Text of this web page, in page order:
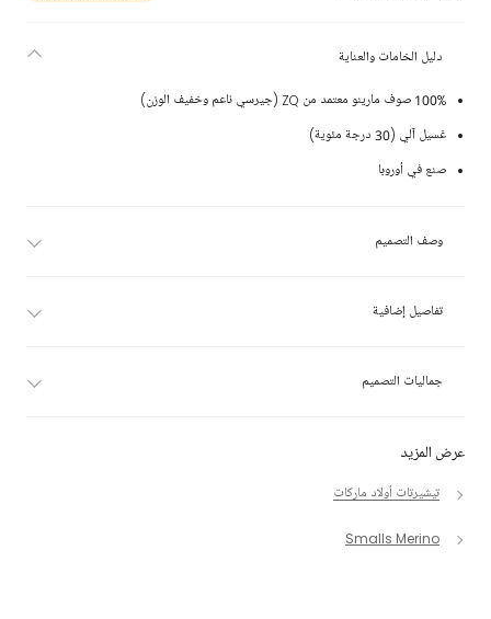
عرض المزيد
تيشيرتات أولاد ماركات
Smalls Merino
دليل الخامات والعناية
100% صوف مارينو معتمد من ZQ (جيرسي ناعم وخفيف الوزن)
غسيل آلي (30 درجة مئوية)
صنع في أوروبا
وصف التصميم
تفاصيل إضافية
جماليات التصميم